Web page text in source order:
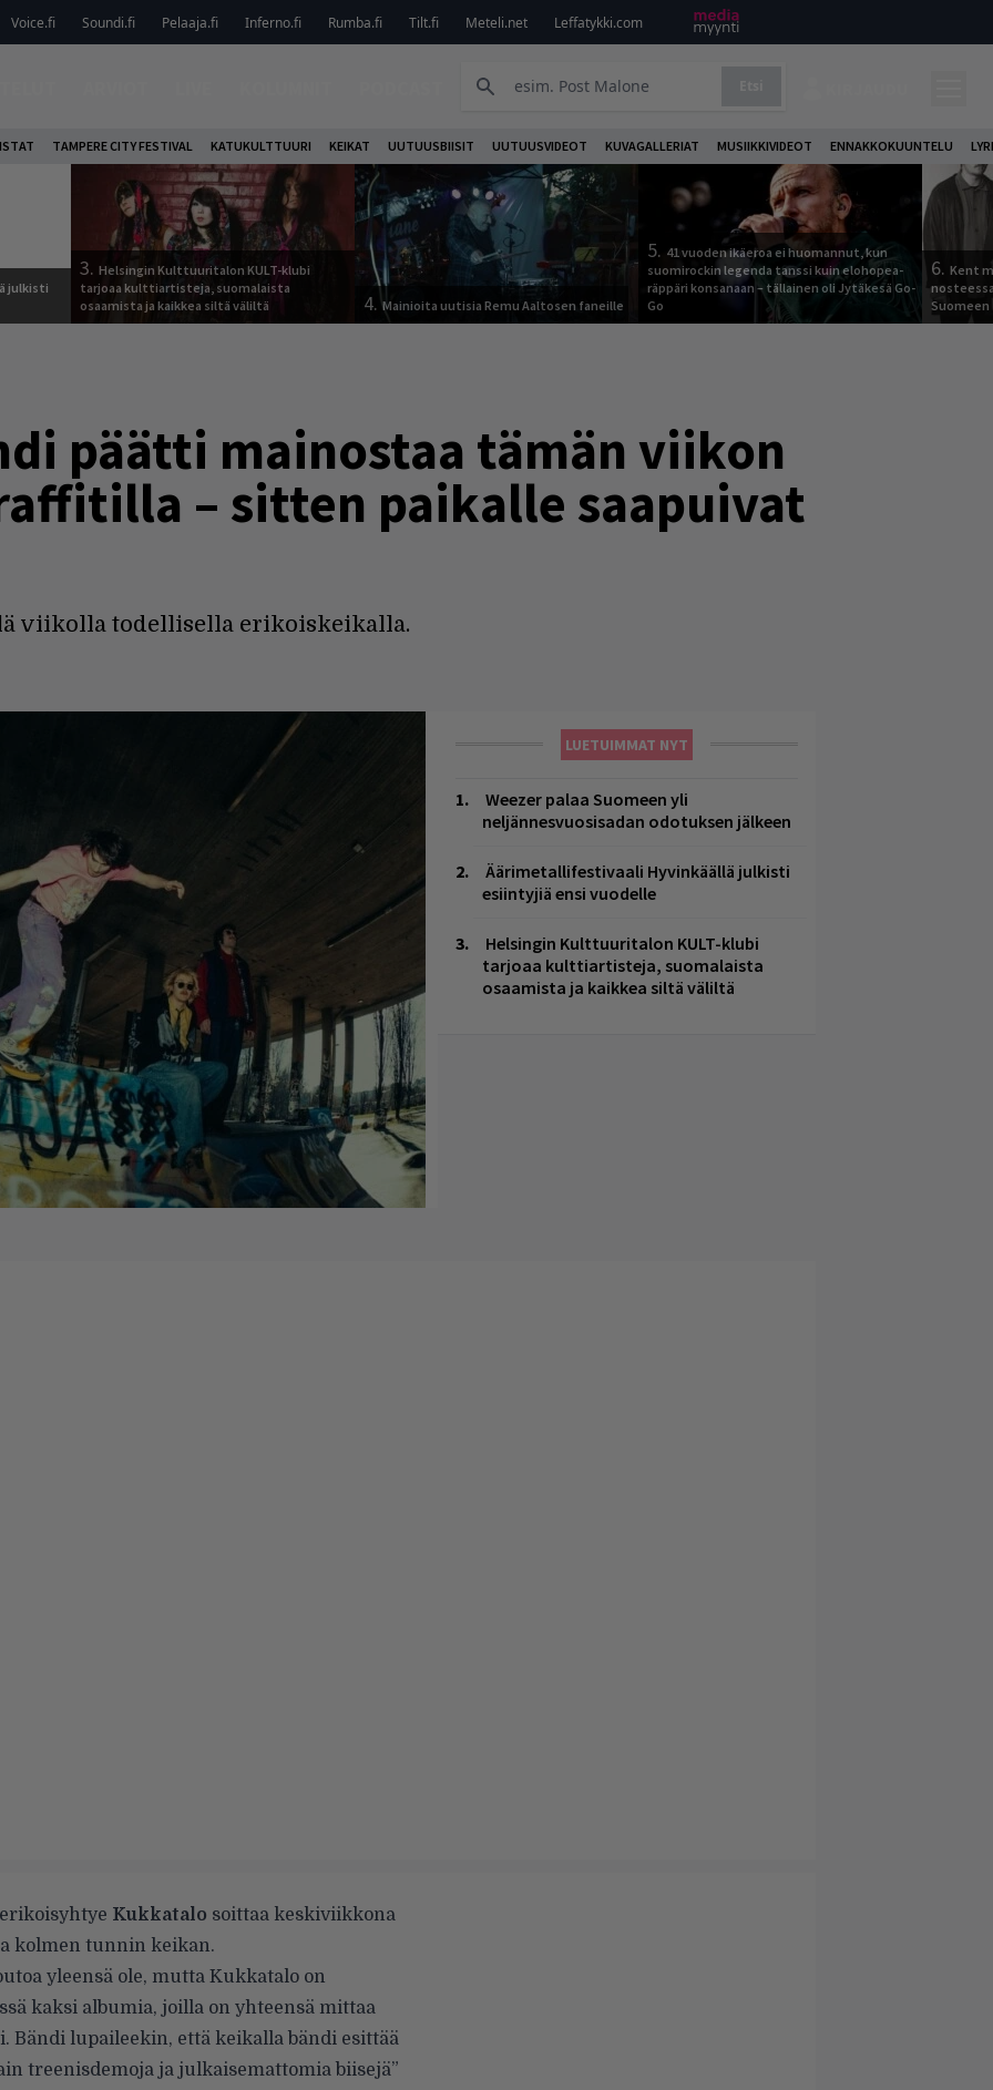
Voice.fi Soundi.fi Pelaaja.fi Inferno.fi Rumba.fi Tilt.fi Meteli.net Leffatykki.com
TAMPERE CITY FESTIVAL KATUKULTTUURI KEIKAT UUTUUSBIISIT UUTUUSVIDEOT KUVAGALLERIAT MUSIIKKIVIDEOT ENNAKKOKUUNTELU
julkisti
3. Helsingin Kulttuuritalon KULT-klubi
tarjoaa kulttiartisteja, suomalaista
osaamista ja kaikkea siltä väliltä
4.Mainioita uutisia Remu Aaltosen faneille
5. 41 vuoden ikäeroa ei huomannut, kun
suomirockin legenda tanssi kuin elohopea-
räppäri konsanaan – tällainen oli Jytäkesä Go-
Go
6. Kent
Suomeen
päätti mainostaa tämän viikon
– sitten paikalle saapuivat
viikolla todellisella erikoiskeikalla.
LUETUIMMAT NYT
Weezer palaa Suomeen yli
neljännesvuosisadan odotuksen jälkeen
Äärimetallifestivaali Hyvinkäällä julkisti
esiintyjiä ensi vuodelle
Helsingin Kulttuuritalon KULT-klubi
tarjoaa kulttiartisteja, suomalaista
osaamista ja kaikkea siltä väliltä
Kukkatalo soittaa keskiviikkona
kolmen tunnin keikan.
yleensä ole, mutta Kukkatalo on
kaksi albumia, joilla on yhteensä mittaa
lupaileekin, että keikalla bändi esittää
treenisdemoja ja julkaisemattomia biisejä”